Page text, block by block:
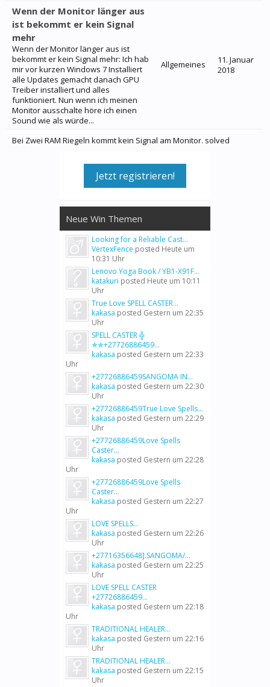
Wenn der Monitor länger aus
ist bekommt er kein Signal
mehr
Wenn der Monitor länger aus ist
bekommt er kein Signal mehr: Ich hab
mir vor kurzen Windows 7 Installiert
alle Updates gemacht danach GPU
Treiber installiert und alles
funktioniert. Nun wenn ich meinen
Monitor ausschalte höre ich einen
Sound wie als würde...
Allgemeines
11. Januar
2018
Bei Zwei RAM Riegeln kommt kein Signal am Monitor. solved
Jetzt registrieren!
Neue Win Themen
Looking for a Reliable Cast...
VertexFence posted Heute um
10:31 Uhr
Lenovo Yoga Book / YB1-X91F...
katakuri posted Heute um 10:11
Uhr
True Love SPELL CASTER...
kakasa posted Gestern um 22:35
Uhr
SPELL CASTER ╬
✯✯+27726886459...
kakasa posted Gestern um 22:33
Uhr
+27726886459SANGOMA IN...
kakasa posted Gestern um 22:30
Uhr
+27726886459True Love Spells...
kakasa posted Gestern um 22:29
Uhr
+27726886459Love Spells
Caster...
kakasa posted Gestern um 22:28
Uhr
+27726886459Love Spells
Caster...
kakasa posted Gestern um 22:27
Uhr
LOVE SPELLS...
kakasa posted Gestern um 22:26
Uhr
+27716356648].SANGOMA/...
kakasa posted Gestern um 22:25
Uhr
LOVE SPELL CASTER
+27726886459...
kakasa posted Gestern um 22:18
Uhr
TRADITIONAL HEALER...
kakasa posted Gestern um 22:16
Uhr
TRADITIONAL HEALER...
kakasa posted Gestern um 22:15
Uhr